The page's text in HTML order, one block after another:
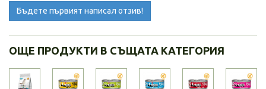
Бъдете първият написал отзив!
ОЩЕ ПРОДУКТИ В СЪЩАТА КАТЕГОРИЯ